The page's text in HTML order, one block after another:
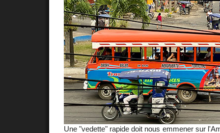
Une "vedette" rapide doit nous emmener sur